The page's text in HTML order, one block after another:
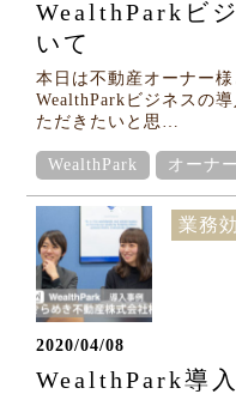
WealthParkビ
いて
本日は不動産オーナー
WealthParkビジネスの
ただきたいと思…
WealthPark オーナ
業務
2020/04/08
WealthPark導